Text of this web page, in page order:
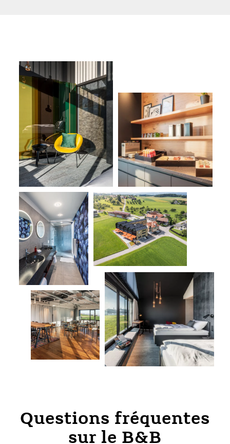
Questions fréquentes
sur le B&B